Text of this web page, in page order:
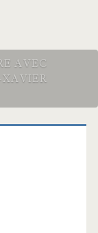
AVEC